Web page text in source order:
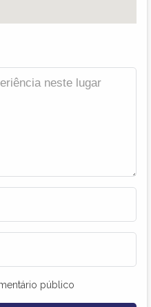
público